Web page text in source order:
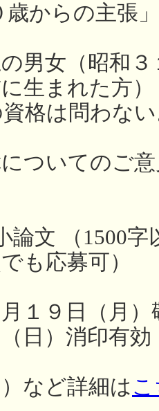
歳からの主張
男女（昭和３
生まれた方）
格は問わな
ついてのご
文 （1500字
も応募可）
１９日（月）
日）消印有効
など詳細は